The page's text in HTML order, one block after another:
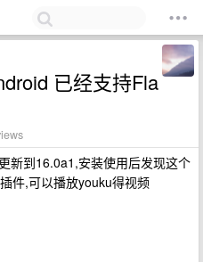
已经支持Fla
新到16.0a1,安装使用后发现这个
件,可以播放youku得视频